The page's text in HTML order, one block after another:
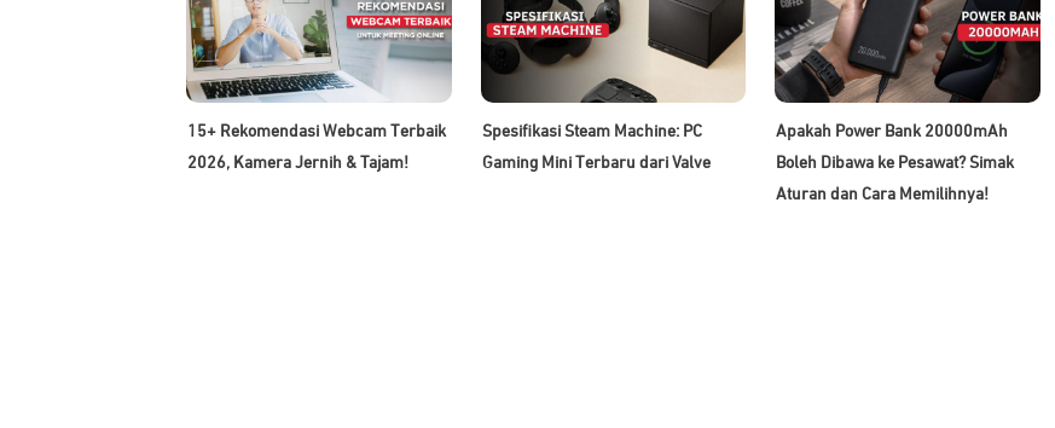
15+ Rekomendasi Webcam Terbaik
2026, Kamera Jernih & Tajam!
Spesifikasi Steam Machine: PC
Gaming Mini Terbaru dari Valve
Apakah Power Bank 20000mAh
Boleh Dibawa ke Pesawat? Simak
Aturan dan Cara Memilihnya!